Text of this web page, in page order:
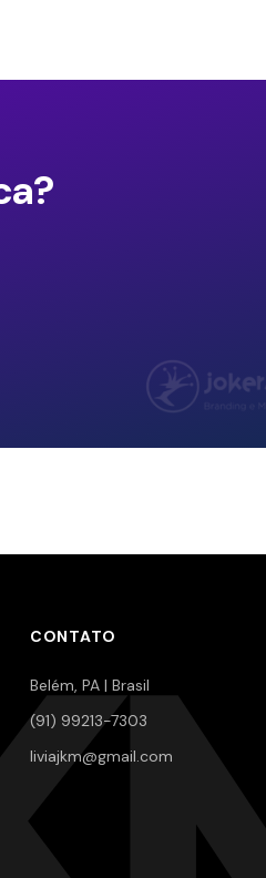
CONTATO
Belém, PA | Brasil
(91) 99213-7303
liviajkm@gmail.com